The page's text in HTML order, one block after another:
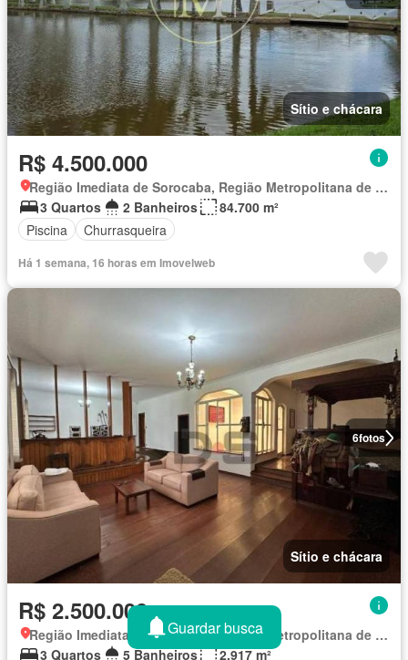
Sítio e chácara
R$ 4.500.000
Região Imediata de Sorocaba, Região Metropolitana de Sorocaba
3 Quartos
2 Banheiros
84.700 m²
Piscina
Churrasqueira
Há 1 semana, 16 horas em Imovelweb
6fotos
Sítio e chácara
R$ 2.500.000
Região Imediata de Sorocaba, Região Metropolitana de Sorocaba
3 Quartos
5 Banheiros 2.917 m²
Guardar busca